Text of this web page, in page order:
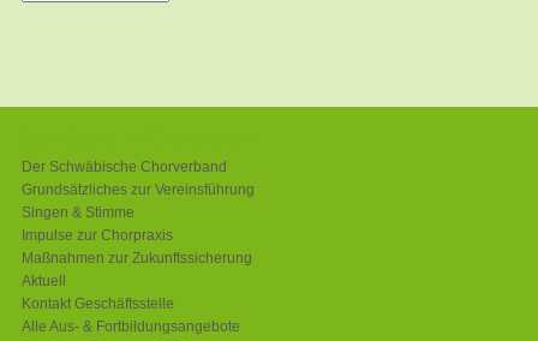
Der Schwäbische Chorverband
Grundsätzliches zur Vereinsführung
Singen & Stimme
Impulse zur Chorpraxis
Maßnahmen zur Zukunftssicherung
Aktuell
Kontakt Geschäftsstelle
Alle Aus- & Fortbildungsangebote